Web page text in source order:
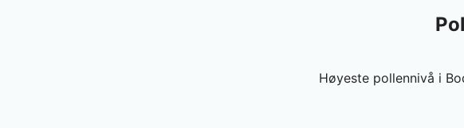
Høyeste pollennivå i